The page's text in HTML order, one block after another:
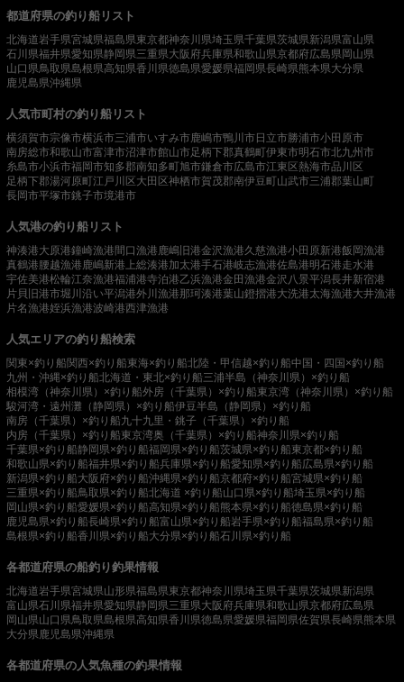
都道府県の釣り船リスト
北海道岩手県宮城県福島県東京都神奈川県埼玉県千葉県茨城県新潟県富山県
石川県福井県愛知県静岡県三重県大阪府兵庫県和歌山県京都府広島県岡山県
山口県鳥取県島根県高知県香川県徳島県愛媛県福岡県長崎県熊本県大分県
鹿児島県沖縄県
人気市町村の釣り船リスト
横須賀市宗像市横浜市三浦市いすみ市鹿嶋市鴨川市 日立市勝浦市小田原市
南房総市和歌山市富津市沼津市館山市足柄下郡真鶴町伊東市明石市北九州市
糸島市小浜市福岡市知多郡南知多町旭市鎌倉市広島市江東区熱海市品川区
足柄下郡湯河原町江戸川区 大田区神栖市賀茂郡南伊豆町山武市三浦郡葉山町
長岡市平塚市銚子市境港市
人気港の釣り船リスト
神湊港大原港鐘崎漁港 間口漁港鹿嶋旧港金沢漁港久慈漁港小田原新港飯岡漁港
真鶴港 腰越漁港鹿嶋新港 上総湊港加太港手石港岐志漁港佐島港明石港走水港
宇佐美港松輪江奈漁港福浦港寺泊港乙浜漁港金田漁港金沢八景平潟長井新宿港
片貝旧港市堀川沿い平潟港外川漁港那珂湊港葉山鐙摺港大洗港太海漁港大井漁港
片名漁港姪浜漁港波崎港西津漁港
人気エリアの釣り船検索
関東×釣り船関西×釣り船東海×釣り船北陸・甲信越×釣り船中国・四国×釣り船
九州・沖縄×釣り船北海道・東北×釣り船三浦半島（神奈川県）×釣り船
相模湾（神奈川県）×釣り船外房（千葉県）×釣り船東京湾（神奈川県）×釣り船
駿河湾・遠州灘（静岡県）×釣り船伊豆半島（静岡県）×釣り船
南房（千葉県）×釣り船九十九里・銚子（千葉県）×釣り船
内房（千葉県）×釣り船東京湾奥（千葉県）×釣り船神奈川県×釣り船
千葉県×釣り船静岡県×釣り船福岡県×釣り船茨城県×釣り船東京都×釣り船
和歌山県×釣り船福井県×釣り船兵庫県×釣り船愛知県×釣り船広島県×釣り船
新潟県×釣り船大阪府×釣り船沖縄県×釣り船京都府×釣り船宮城県×釣り船
三重県×釣り船鳥取県×釣り船北海道 ×釣り船山口県×釣り船埼玉県×釣り船
岡山県×釣り船愛媛県×釣り船高知県×釣り船熊本県×釣り船徳島県×釣り船
鹿児島県×釣り船長崎県×釣り船富山県×釣り船岩手県×釣り船福島県×釣り船
島根県×釣り船香川県×釣り船大分県×釣り船石川県×釣り船
各都道府県の船釣り釣果情報
北海道岩手県宮城県山形県福島県東京都神奈川県埼玉県千葉県茨城県新潟県
富山県石川県福井県愛知県静岡県三重県大阪府兵庫県和歌山県京都府広島県
岡山県山口県鳥取県島根県高知県香川県徳島県愛媛県福岡県佐賀県長崎県熊本県
大分県鹿児島県沖縄県
各都道府県の人気魚種の釣果情報